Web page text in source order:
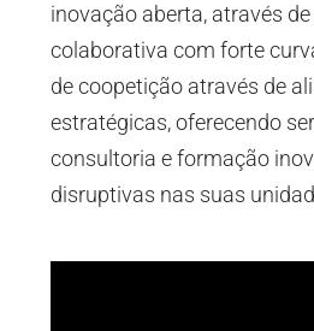
inovação aberta, através de
colaborativa com forte
de coopetição através de
estratégicas, oferecendo
consultoria e formação
disruptivas nas suas